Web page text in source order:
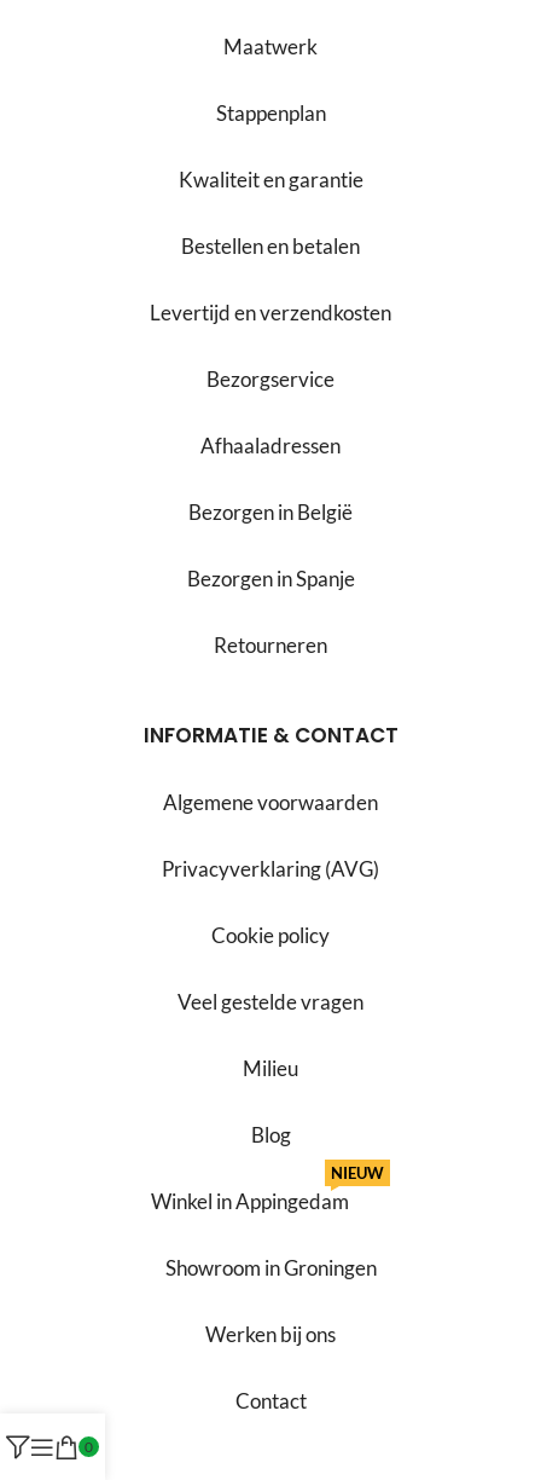
Maatwerk
Stappenplan
Kwaliteit en garantie
Bestellen en betalen
Levertijd en verzendkosten
Bezorgservice
Afhaaladressen
Bezorgen in België
Bezorgen in Spanje
Retourneren
INFORMATIE & CONTACT
Algemene voorwaarden
Privacyverklaring (AVG)
Cookie policy
Veel gestelde vragen
Milieu
Blog
Winkel in Appingedam
NIEUW
Showroom in Groningen
Werken bij ons
Contact
0